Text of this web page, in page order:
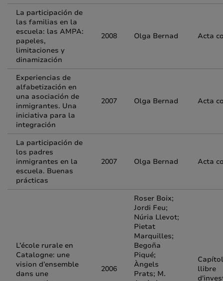
La participación de
las familias en la
escuela: las AMPA:
papeles,
limitaciones y
dinamización
2008 Olga Bernad Acta
Experiencias de
alfabetización en
una asociación de
inmigrantes. Una
iniciativa para la
integración
2007 Olga Bernad Acta
La participación de
los padres
inmigrantes en la
escuela. Buenas
prácticas
2007 Olga Bernad Acta
L’école rurale en
Catalogne: une
vision d’ensemble
dans une
2006
Roser Boix;
Jordi Feu;
Núria Llevot;
Pietat
Marquilles;
Begoña
Piqué;
Àngels
Prats; M.
llibre